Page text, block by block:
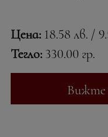
Цена: 18.58 лв. /
Тегло: 330.00 гр.
Вижте